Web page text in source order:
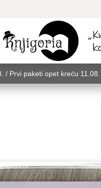
/ Prvi paketi opet kreću
04.-10.08. / Prvi paketi opet
04.-10.08. / Prvi